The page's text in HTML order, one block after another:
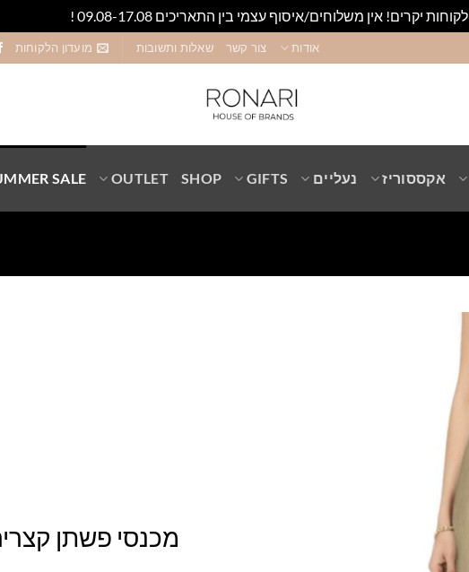
לקוחות יקרים! אין משלוחים/איסוף עצמי בין התאריכים 09.08-17.08 !
אודות צור קשר שאלות ותשובות מועדון הלקוחות
אקססוריז נעליים GIFTS
SHOP
OUTLET
SALE
מכנסי פשתן